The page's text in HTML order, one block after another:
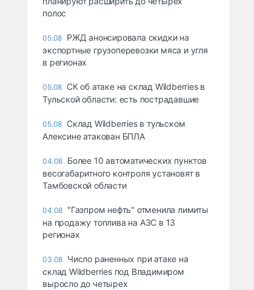
полос
05.08 РЖД анонсировала скидки на
экспортные грузоперевозки мяса и угля
в регионах
05.08 СК об атаке на склад Wildberries в
Тульской области: есть пострадавшие
05.08 Склад Wildberries в тульском
Алексине атакован БПЛА
04.08 Более 10 автоматических пунктов
весогабаритного контроля установят в
Тамбовской области
04.08 "Газпром нефть" отменила лимиты
на продажу топлива на АЗС в 13
регионах
03.08 Число раненных при атаке на
склад Wildberries под Владимиром
выросло до четырех